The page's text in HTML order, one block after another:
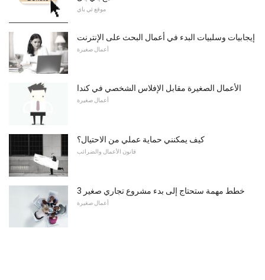
موقع ئي باي
إيجابيات وسلبيات البدء في أعمال البحث على الإنترنت
أعمال صغيرة
الأعمال الصغيرة مقابل الإفلاس الشخصي في كندا
أعمال صغيرة
كيف يمكنني حماية عملي من الاحتيال؟
قانون الأعمال والضرائب
3 خطط مهمة ستحتاج إلى بدء مشروع تجاري صغير
أعمال صغيرة